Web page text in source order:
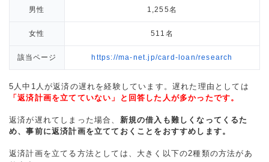
男性 1,255名
女性 511名
該当ページ https://ma-net.jp/card-loan/research
5人中1人が返済の遅れを経験しています。遅れた理由としては
「返済計画を立てていない」と回答した人が多かったです。
返済が遅れてしまった場合、 新規の借入も難しくなってくるた
め、事前に返済計画を立てておくことをおすすめします。
返済計画を立てる方法としては、大きく以下の2種類の方法があ